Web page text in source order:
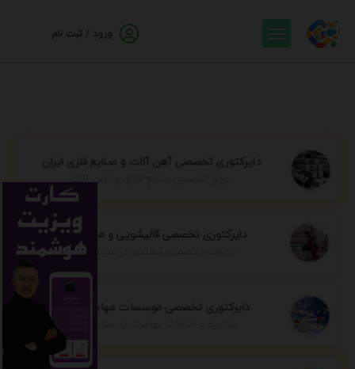
ورود / ثبت نام
دایرکتوری تخصصی آهن آلات و صنایع فلزی ایران
مرجع تخصصی صنایع فلزی و آهن آلات
دایرکتوری تخصصی قالیشویی و مبل شویی
خدمات تخصصی شستشو در سراسر ایران
دایرکتوری تخصصی موسسات مهاجرتی ایران
مشاوره و خدمات مهاجرت به سراسر جهان